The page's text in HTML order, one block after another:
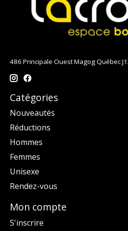
486 Principale Ouest Magog Québec
Catégories
Nouveautés
Réductions
Hommes
Femmes
Unisexe
Rendez-vous
Mon compte
S'inscrire